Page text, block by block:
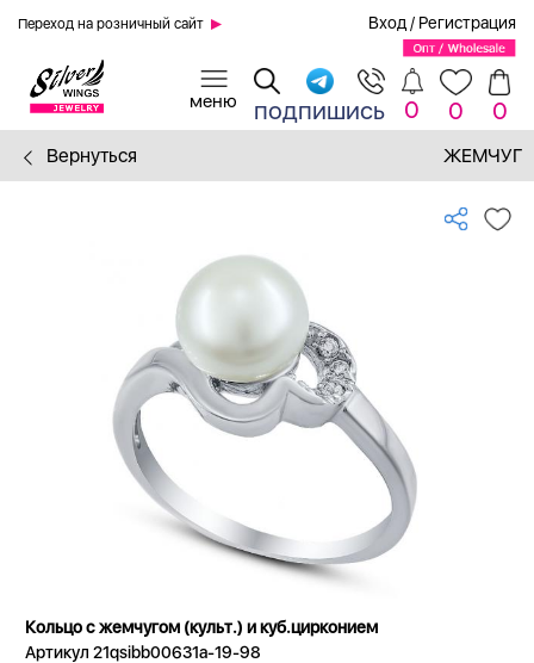
Переход на розничный сайт Вход / Регистрация
подпишись 0 0 0
Вернуться ЖЕМЧУГ
Кольцо с жемчугом (культ.) и куб.цирконием
Артикул 21qsibb00631a-19-98